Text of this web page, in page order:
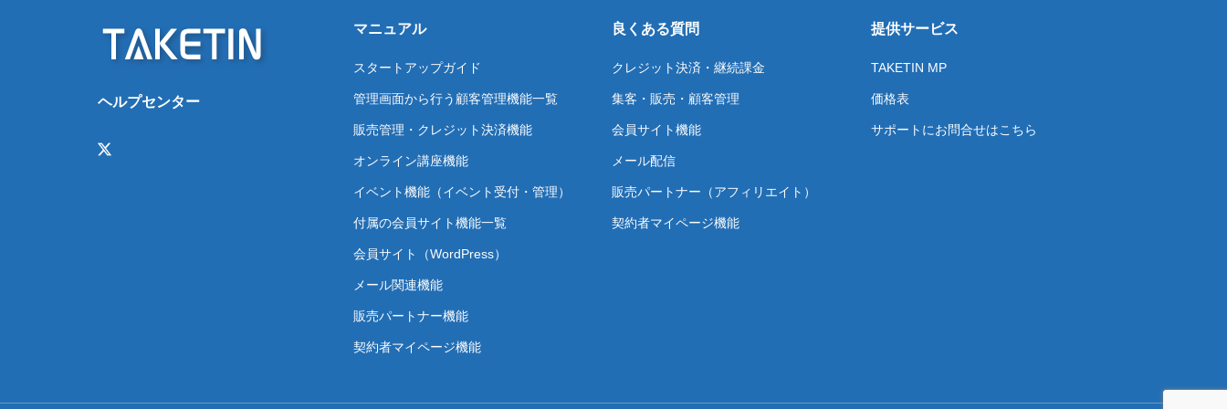
マニュアル
スタートアップガイド
管理画面から行う顧客管理機能一覧
販売管理・クレジット決済機能
オンライン講座機能
イベント機能（イベント受付・管理）
付属の会員サイト機能一覧
会員サイト（WordPress）
メール関連機能
販売パートナー機能
契約者マイページ機能
良くある質問
クレジット決済・継続課金
集客・販売・顧客管理
会員サイト機能
メール配信
販売パートナー（アフィリエイト）
契約者マイページ機能
提供サービス
TAKETIN MP
価格表
サポートにお問合せはこちら
ヘルプセンター